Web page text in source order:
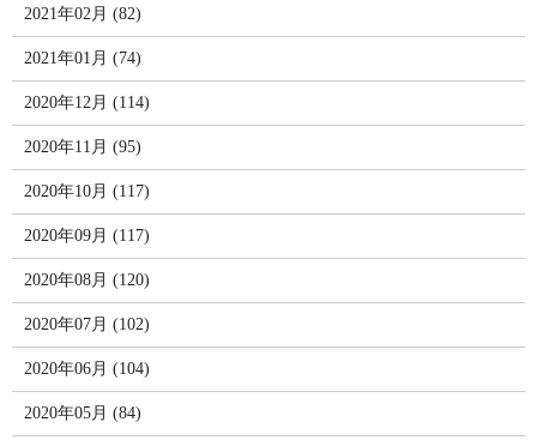
2021年02月 (82)
2021年01月 (74)
2020年12月 (114)
2020年11月 (95)
2020年10月 (117)
2020年09月 (117)
2020年08月 (120)
2020年07月 (102)
2020年06月 (104)
2020年05月 (84)